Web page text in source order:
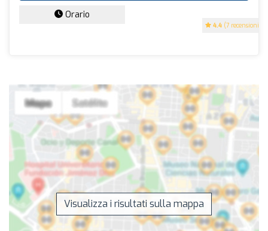
4.4 (7 recensioni)
Orario
Visualizza i risultati sulla mappa